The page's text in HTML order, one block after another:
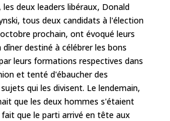
deux leaders libéraux, Donald
tous deux candidats à l'élection
prochain, ont évoqué leurs
destiné à célébrer les bons
leurs formations respectives dans
et tenté d'ébaucher des
qui les divisent. Le lendemain,
que les deux hommes s'étaient
que le parti arrivé en tête aux